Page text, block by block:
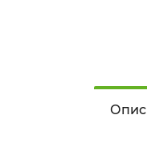
Опис